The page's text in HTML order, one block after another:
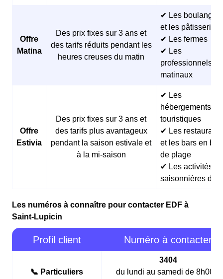
Offre
Matina
Des prix fixes sur 3 ans et
des tarifs réduits pendant les
heures creuses du matin
✔ Les
et les pâtisseries
✔ Les fermes
✔ Les
professionnels
matinaux
Offre
Estivia
Des prix fixes sur 3 ans et
des tarifs plus avantageux
pendant la saison estivale et
à la mi-saison
✔ Les
hébergements
touristiques
✔ Les restaurants
et les bars en
de plage
✔ Les activités
saisonnières
Les numéros à connaître pour contacter EDF à
Saint-Lupicin
Profil client Numéro à contacter
📞 Particuliers
3404
du lundi au samedi de 8h00 à